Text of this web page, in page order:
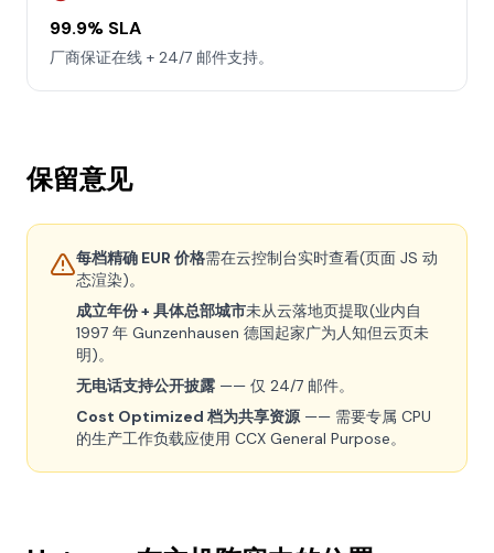
99.9% SLA
厂商保证在线 + 24/7 邮件支持。
保留意见
每档精确 EUR 价格需在云控制台实时查看(页面 JS 动
态渲染)。
成立年份 + 具体总部城市未从云落地页提取(业内自
1997 年 Gunzenhausen 德国起家广为人知但云页未
明)。
无电话支持公开披露 —— 仅 24/7 邮件。
Cost Optimized 档为共享资源—— 需要专属 CPU
的生产工作负载应使用 CCX General Purpose。